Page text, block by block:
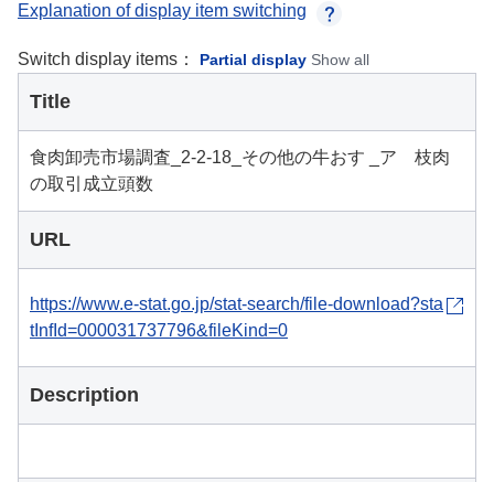
Explanation of display item switching
Switch display items： Partial display Show all
Title
食肉卸売市場調査_2-2-18_その他の牛おす _ア 枝肉
の取引成立頭数
URL
https://www.e-stat.go.jp/stat-search/file-download?sta
tInfId=000031737796&fileKind=0
Description